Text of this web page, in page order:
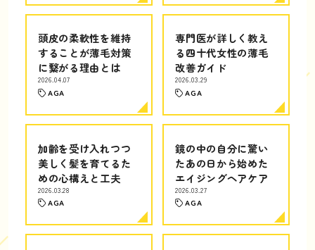
頭皮の柔軟性を維持
することが薄毛対策
に繋がる理由とは
2026.04.07
AGA
専門医が詳しく教え
る四十代女性の薄毛
改善ガイド
2026.03.29
AGA
加齢を受け入れつつ
美しく髪を育てるた
めの心構えと工夫
2026.03.28
AGA
鏡の中の自分に驚い
たあの日から始めた
エイジングヘアケア
2026.03.27
AGA